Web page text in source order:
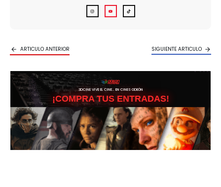
ARTICULO ANTERIOR SIGUIENTE ARTICULO
3DCINE VIVE EL CINE… EN CINES ODEÓN
¡COMPRA TUS ENTRADAS!